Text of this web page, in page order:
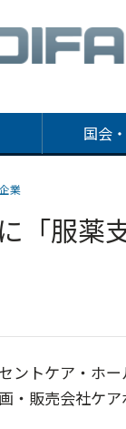
国会
企業
「服
ントケア・ホ
・販売会社ケ